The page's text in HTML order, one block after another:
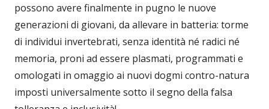
possono avere finalmente in pugno le nuove
generazioni di giovani, da allevare in batteria: torme
di individui invertebrati, senza identità né radici né
memoria, proni ad essere plasmati, programmati e
omologati in omaggio ai nuovi dogmi contro-natura
imposti universalmente sotto il segno della falsa